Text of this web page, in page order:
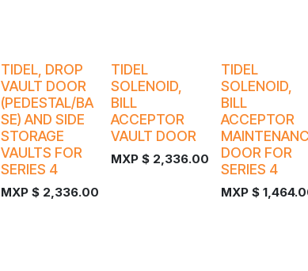
¡Nuevo!
TIDEL, DROP
VAULT DOOR
(PEDESTAL/BA
SE) AND SIDE
STORAGE
VAULTS FOR
SERIES 4
MXP $ 2,336.00
¡Nuevo!
TIDEL
SOLENOID,
BILL
ACCEPTOR
VAULT DOOR
MXP $ 2,336.00
¡Nuevo!
TIDEL
SOLENOID,
BILL
ACCEPTOR
DOOR FOR
SERIES 4
MXP $